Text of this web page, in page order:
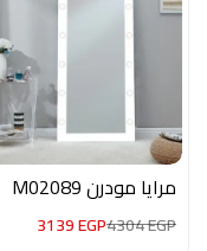
مرايا مودرن M02089
4304EGP
3139EGP